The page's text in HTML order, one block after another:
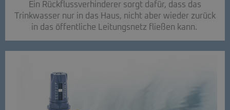
Ein Rückflussverhinderer sorgt dafür, dass das
Trinkwasser nur in das Haus, nicht aber wieder zurück
in das öffentliche Leitungsnetz fließen kann.